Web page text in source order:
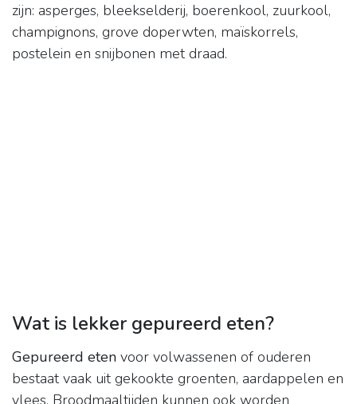
zijn: asperges, bleekselderij, boerenkool, zuurkool,
champignons, grove doperwten, maïskorrels,
postelein en snijbonen met draad.
Wat is lekker gepureerd eten?
Gepureerd eten voor volwassenen of ouderen
bestaat vaak uit gekookte groenten, aardappelen en
vlees. Broodmaaltijden kunnen ook worden